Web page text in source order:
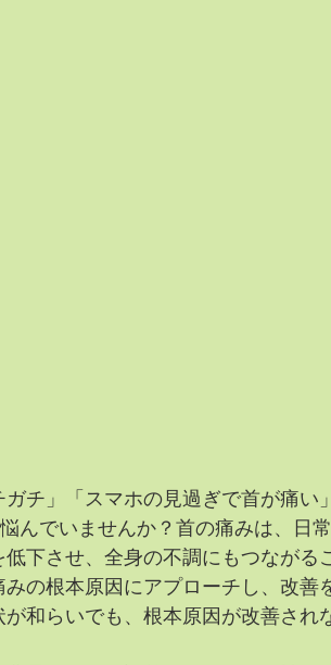
ガチ」「スマホの見過ぎで首が痛い
んでいませんか？首の痛みは、日
下させ、全身の不調にもつながる
の根本原因にアプローチし、改善
和らいでも、根本原因が改善され